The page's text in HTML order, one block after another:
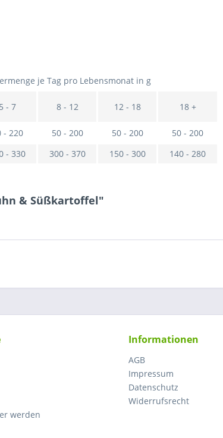
je Tag pro Lebensmonat in g
5 - 7 8 - 12 12 - 18 18 +
- 220 50 - 200 50 - 200
50 - 200
- 330 300 - 370 150 - 300 140 - 280
& Süßkartoffel"
werden
Informationen
AGB
Impressum
Datenschutz
Widerrufsrecht